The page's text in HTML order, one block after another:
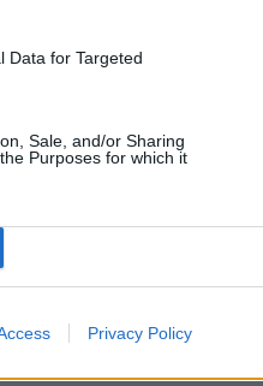
Data for Targeted
Sale, and/or Sharing
Purposes for which it
Privacy Policy
szerinti
a
Pénzcentrum